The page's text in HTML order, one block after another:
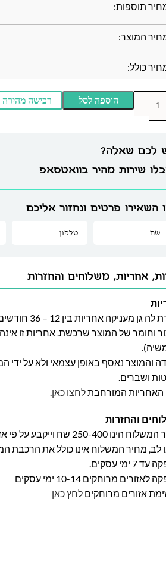
תוספות:
המוצר:
כולל:
הוספה לסל רכישה מהירה
לכם שאלה?
שירות מהיר בוואטסאפ
השאירו פרטים ונחזור אליכם
אחריות, משלוחים והחזרות
חברת לה גן
וחומר של המוצר שרכשת. אחריות זו
והמוצר נאסף באופן עצמאי ולא על ידי
ושברים.
האחריות המורחבתלחצו כאן.
והחזרות
250-400 שח וייקבע על פי אזור מגוריכם.
לב, מחיר המשלוח אינו כולל את הרכבת
7 ימי עסקים.
מרוחקים 10-14 ימי עסקים
אזורים מרוחקים לחץ כאן